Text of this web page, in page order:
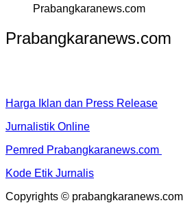
Prabangkaranews.com
Prabangkaranews.com
Harga Iklan dan Press Release
Jurnalistik Online
Pemred Prabangkaranews.com
Kode Etik Jurnalis
Copyrights © prabangkaranews.com